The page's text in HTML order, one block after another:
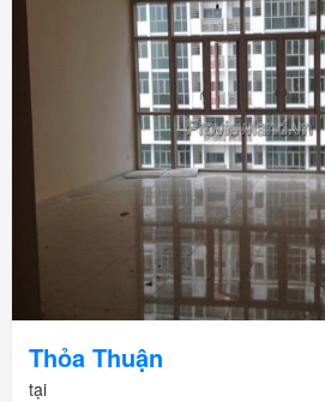
Thỏa Thuận
tại